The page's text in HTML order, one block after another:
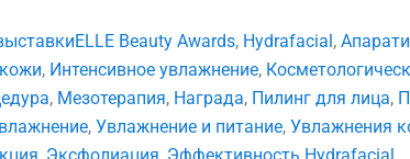
ELLE Beauty Awards, Hydrafacial,
, Интенсивное увлажнение,
, Мезотерапия, Награда, Пилинг для лица,
, Увлажнение и питание, Увлажнения